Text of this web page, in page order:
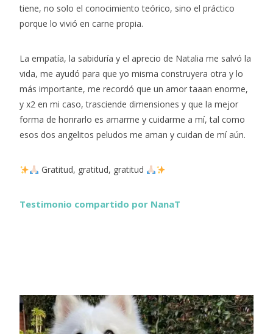
tiene, no solo el conocimiento teórico, sino el práctico
porque lo vivió en carne propia.
La empatía, la sabiduría y el aprecio de Natalia me salvó la
vida, me ayudó para que yo misma construyera otra y lo
más importante, me recordó que un amor taaan enorme,
y x2 en mi caso, trasciende dimensiones y que la mejor
forma de honrarlo es amarme y cuidarme a mí, tal como
esos dos angelitos peludos me aman y cuidan de mí aún.
Gratitud, gratitud, gratitud
Testimonio compartido por NanaT